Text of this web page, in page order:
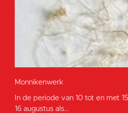
Monnikenwerk
In de periode van 10 tot en met
16 augustus als...